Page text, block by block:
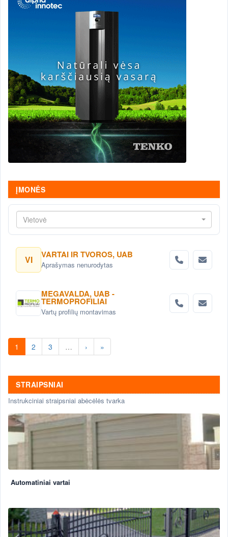
ĮMONĖS
Vietovė
VI VARTAI IR TVOROS, UAB
Aprašymas nenurodytas
MEGAVALDA, UAB -
TERMOPROFILIAI
Vartų profilių montavimas
1 2 3 … › »
STRAIPSNIAI
Instrukciniai straipsniai abėcėlės tvarka
Automatiniai vartai